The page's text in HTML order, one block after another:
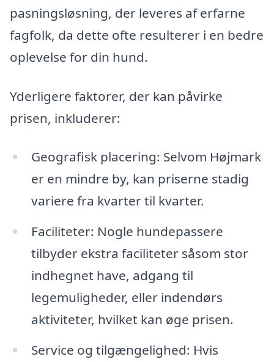
pasningsløsning, der leveres af erfarne
fagfolk, da dette ofte resulterer i en bedre
oplevelse for din hund.
Yderligere faktorer, der kan påvirke
prisen, inkluderer:
Geografisk placering: Selvom Højmark
er en mindre by, kan priserne stadig
variere fra kvarter til kvarter.
Faciliteter: Nogle hundepassere
tilbyder ekstra faciliteter såsom stor
indhegnet have, adgang til
legemuligheder, eller indendørs
aktiviteter, hvilket kan øge prisen.
Service og tilgængelighed: Hvis